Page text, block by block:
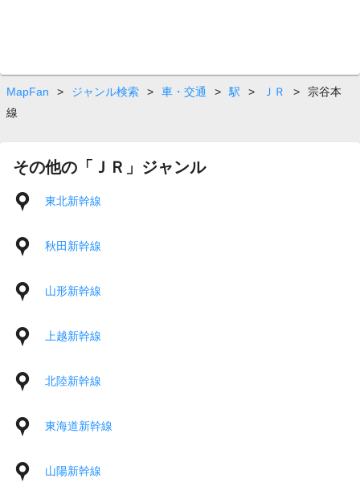
MapFan > ジャンル検索 > 車・交通 > 駅 > ＪＲ >
宗谷本
線
その他の「ＪＲ」ジャンル
東北新幹線
秋田新幹線
山形新幹線
上越新幹線
北陸新幹線
東海道新幹線
山陽新幹線